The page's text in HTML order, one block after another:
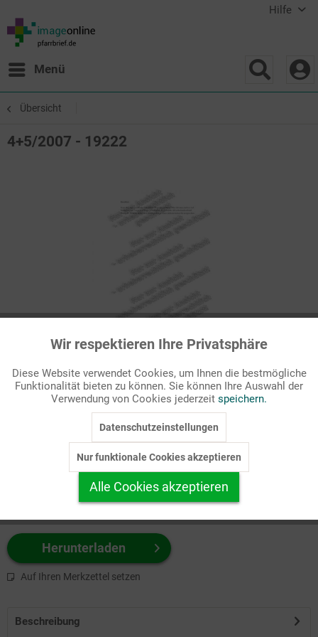
Hilfe
Menü
Übersicht
4+5/2007 - 19222
Passende Stichworte
Bibel, NT
zuerst Ihr Produktformat aus.
z.B. Farbe-Grafik, Schwarz-Weiß-Grafik, mit/ohne Text ...
Herunterladen
Auf Ihren Merkzettel setzen
Beschreibung
Funktionale Aktiv
Marketing Inaktiv
Personalisierung Inaktiv
Service
Wir respektieren Ihre Privatsphäre
Diese Website verwendet Cookies, um Ihnen die bestmögliche
Funktionalität bieten zu können. Sie können Ihre Auswahl der
Verwendung von Cookies jederzeit speichern.
Datenschutzeinstellungen
Nur funktionale Cookies akzeptieren
Alle Cookies akzeptieren